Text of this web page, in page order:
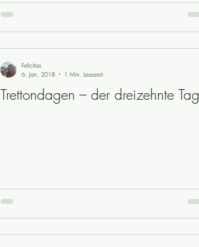
Trettondagen – der dreizehnte Tag
Felicitas
6. Jan. 2018
1 Min. Lesezeit